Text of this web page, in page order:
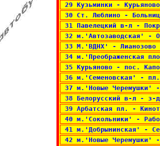
29 Кузьминки - Курьяново
30 Ст. Люблино -
31 Павелецкий в-л -
32 м.'Автозаводская' -
33 М.'ВДНХ' - Лианозово
34 м.'Преображенская
35 Курьяново - пос.
36 м.'Семеновская' - пл.
37 м.'Новые Черемушки' -
38 Белорусский в-л -
39 Арбатская пл. -
40 м.'Сокольники' -
41 м.'Добрынинская' -
42 м.'Новые Черемушки'